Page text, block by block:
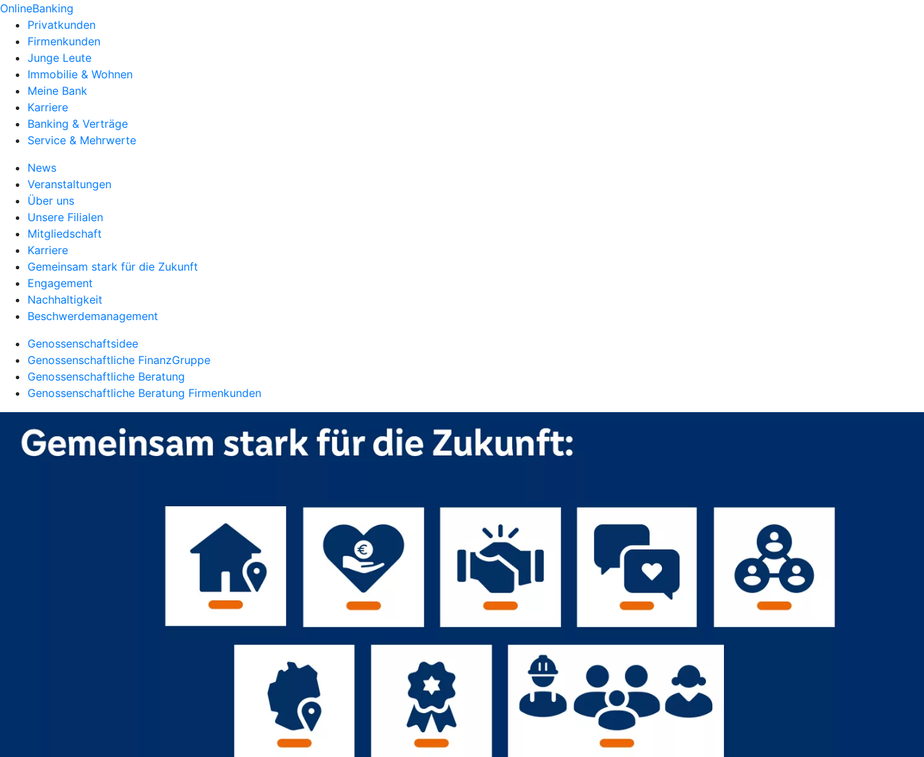
OnlineBanking
Privatkunden
Firmenkunden
Junge Leute
Immobilie & Wohnen
Meine Bank
Karriere
Banking & Verträge
Service & Mehrwerte
News
Veranstaltungen
Über uns
Unsere Filialen
Mitgliedschaft
Karriere
Gemeinsam stark für die Zukunft
Engagement
Nachhaltigkeit
Beschwerdemanagement
Genossenschaftsidee
Genossenschaftliche FinanzGruppe
Genossenschaftliche Beratung
Genossenschaftliche Beratung Firmenkunden